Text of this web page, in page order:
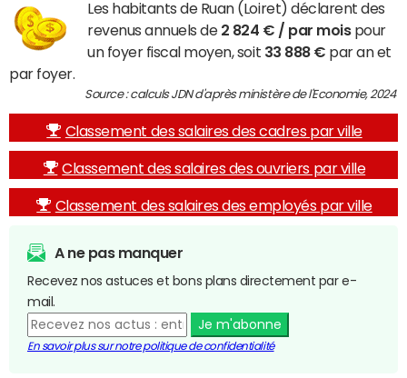
Les habitants de Ruan (Loiret) déclarent des
revenus annuels de 2 824 € / par moispour
un foyer fiscal moyen, soit 33 888 € par an et
par foyer.
Source : calculs JDN d'après ministère de l'Economie, 2024
Classement des salaires des cadres par ville
Classement des salaires des ouvriers par ville
Classement des salaires des employés par ville
A ne pas manquer
Recevez nos astuces et bons plans directement par e-
mail.
Je m'abonne
En savoir plus sur notre politique de confidentialité